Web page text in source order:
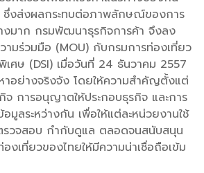
ซึ่งส่งผลกระทบต่อภาพลักษณ์ของการ
งมาก กรมพัฒนาธุรกิจการค้า จึงลง
มร่วมมือ (MOU) กับกรมการท่องเที่ยว
ศษ (DSI) เมื่อวันที่ 24 ธันวาคม 2557
อย่างจริงจัง โดยให้ความสำคัญตั้งแต่
จ การอนุญาตให้ประกอบธุรกิจ และการ
มูลระหว่างกัน เพื่อให้แต่ละหน่วยงานใช้
รวจสอบ กำกับดูแล ตลอดจนสนับสนุน
งเที่ยวของไทยให้มีความน่าเชื่อถือเข้ม